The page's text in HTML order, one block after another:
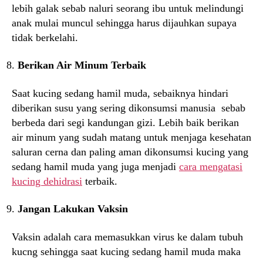
lebih galak sebab naluri seorang ibu untuk melindungi
anak mulai muncul sehingga harus dijauhkan supaya
tidak berkelahi.
Berikan Air Minum Terbaik
Saat kucing sedang hamil muda, sebaiknya hindari
diberikan susu yang sering dikonsumsi manusia sebab
berbeda dari segi kandungan gizi. Lebih baik berikan
air minum yang sudah matang untuk menjaga kesehatan
saluran cerna dan paling aman dikonsumsi kucing yang
sedang hamil muda yang juga menjadi cara mengatasi
kucing dehidrasi terbaik.
Jangan Lakukan Vaksin
Vaksin adalah cara memasukkan virus ke dalam tubuh
kucng sehingga saat kucing sedang hamil muda maka